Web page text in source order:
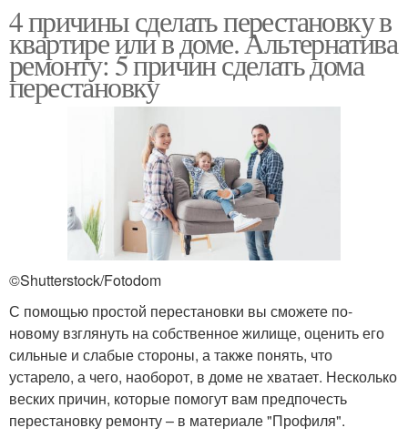
4 причины сделать перестановку в
квартире или в доме. Альтернатива
ремонту: 5 причин сделать дома
перестановку
©Shutterstock/Fotodom
С помощью простой перестановки вы сможете по-
новому взглянуть на собственное жилище, оценить его
сильные и слабые стороны, а также понять, что
устарело, а чего, наоборот, в доме не хватает. Несколько
веских причин, которые помогут вам предпочесть
перестановку ремонту – в материале "Профиля".